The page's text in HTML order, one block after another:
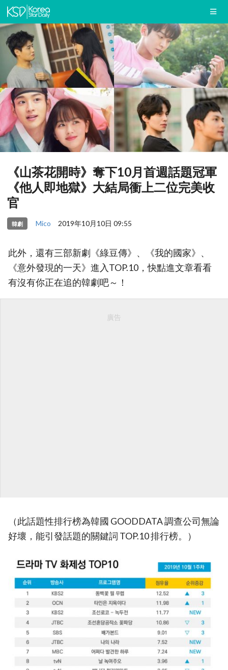
《山茶花開時》奪下10月首週話題冠軍
《他人即地獄》大結局衝上二位完美收
官
韓劇 Mico 2019年10月10日 09:55
此外，還有三部新劇《綠豆傳》、《我的國家》、
《意外發現的一天》進入TOP.10，快點進文章看看
有沒有你正在追的韓劇吧～！
廣告
（此話題性排行榜為韓國 GOODDATA 調查公司無論
好壞，能引發話題的關鍵詞 TOP.10 排行榜。）